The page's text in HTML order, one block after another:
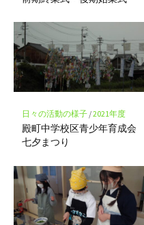
日々の活動の様子/2021年度
殿町中学校区青少年育成会
七夕まつり